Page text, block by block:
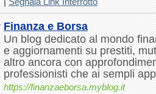
Finanza e Borsa
Un blog dedicato al mondo
e aggiornamenti su prestiti,
altro ancora con
professionisti che ai sempli
https://finanzaeborsa.myblog.it